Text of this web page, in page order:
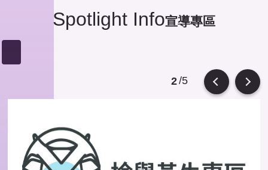
Spotlight Info宣導專區
2/5